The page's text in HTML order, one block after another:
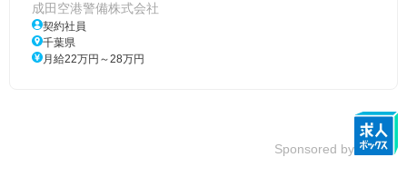
成田空港警備株式会社
契約社員
千葉県
月給22万円～28万円
Sponsored by